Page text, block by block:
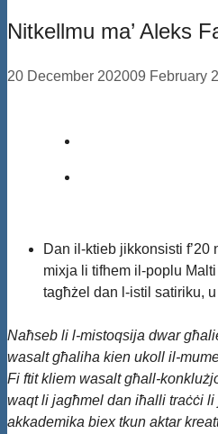
Nitkellmu ma’ Aleks
20 December 202009 February
Dan il-ktieb jikkonsisti
mixja li tifhem il-poplu
tagħżel dan l-istil satiriku,
Naħseb li l-mistoqsija dwar
wasalt għaliha kien ukoll il-
Fi ftit kliem wasalt għall-
waqt li jagħmel dan iħalli traċċi
akkademika biex tkun aktar